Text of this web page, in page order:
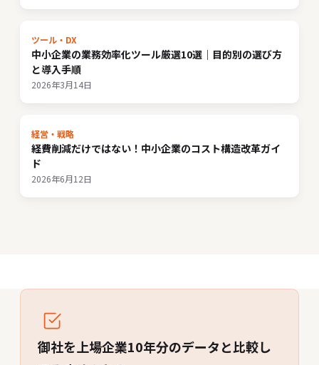
ツール・DX
中小企業の業務効率化ツール厳選10選｜目的別の選び方
と導入手順
2026年3月14日
経営・戦略
経費削減だけではない！中小企業のコスト構造改革ガイ
ド
2026年6月12日
御社を上場企業10年分のデータと比較し